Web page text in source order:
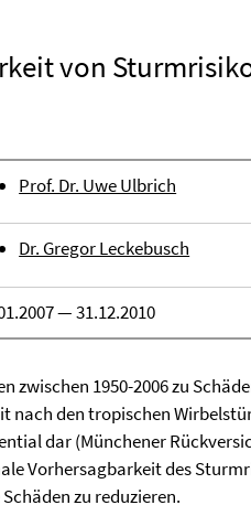
von
Prof. Dr. Uwe Ulbrich
Dr. Gregor Leckebusch
— 31.12.2010
1950-2006 zu
nach den tropischen
dar (Münchener
Vorhersagbarkeit des
zu reduzieren.